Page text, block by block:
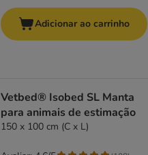
Adicionar ao carrinho
Vetbed® Isobed SL Manta
para animais de estimação
150 x 100 cm (C x L)